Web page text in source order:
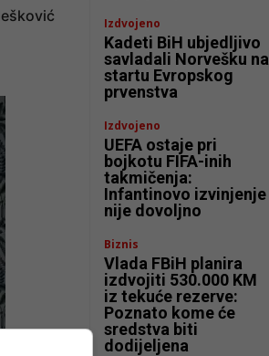
Izdvojeno
Kadeti BiH ubjedljivo
savladali Norvešku na
startu Evropskog
prvenstva
Izdvojeno
UEFA ostaje pri
bojkotu FIFA-inih
takmičenja:
Infantinovo izvinjenje
nije dovoljno
Biznis
Vlada FBiH planira
izdvojiti 530.000 KM
iz tekuće rezerve:
Poznato kome će
sredstva biti
dodijeljena